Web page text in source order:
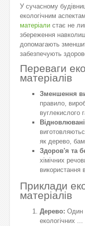
У сучасному
екологічним
матеріали стає не
збереження
допомагають
забезпечують
Переваги
матеріалів
Зменшення
правило,
вуглекислого
як дерево,
Здоров'я та
хімічних
використання
Приклади
матеріалів
Дерево: Один
екологічних ...